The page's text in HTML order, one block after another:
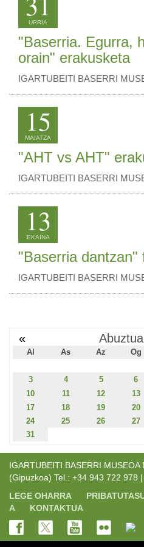
URRIA
"Baserria. Egurra,
orain" erakusketa
IGARTUBEITI BASERRI
15
MAIATZA
"AHT vs AHT"
IGARTUBEITI BASERRI
13
EKAINA
"Baserria dantzan"
IGARTUBEITI BASERRI
«
Al As Az Og
3
4 5 6
10
11 12 13
17
18 19 20
24
25 26 27
31
IGARTUBEITI BASERRI
(Gipuzkoa) Tel.: +34 943 722 978
LEGE OHARRA
A
KONTAKTUA